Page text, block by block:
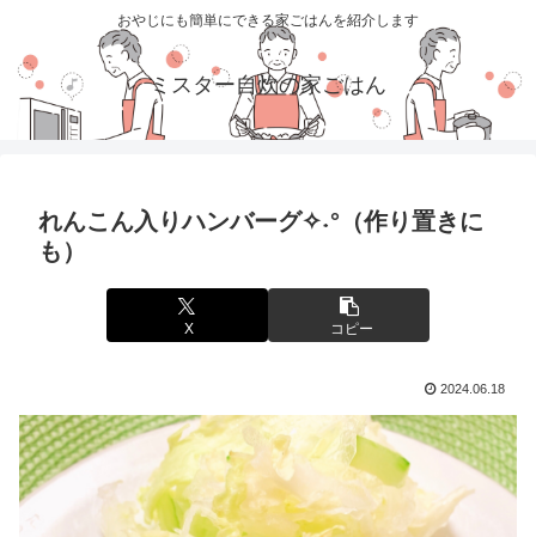
おやじにも簡単にできる家ごはんを紹介します
ミスター自炊の家ごはん
れんこん入りハンバーグ✧˖°（作り置きに
も）
X コピー
2024.06.18